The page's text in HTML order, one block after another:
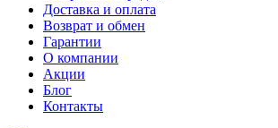
Доставка и оплата
Возврат и обмен
Гарантии
О компании
Акции
Блог
Контакты